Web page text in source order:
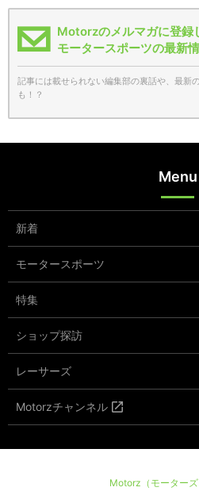
Motorzのメルマガに登録
モータースポーツの最新
記事には載せられない編集部の裏話や、最新
も！？
Menu
新着
モータースポーツ
特集
ショップ探訪
レーサーズ
Motorzチャンネル
Motorz（モーター